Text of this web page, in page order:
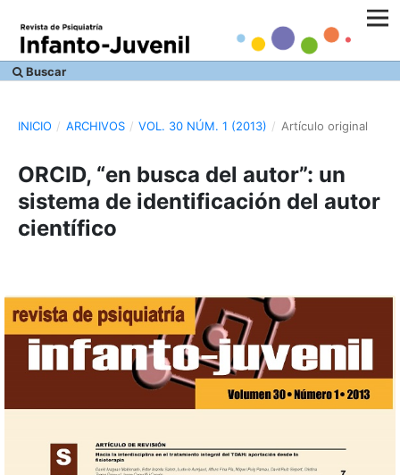
Buscar
INICIO / ARCHIVOS / VOL. 30 NÚM. 1 (2013) / Artículo original
ORCID, “en busca del autor”: un
sistema de identificación del autor
científico